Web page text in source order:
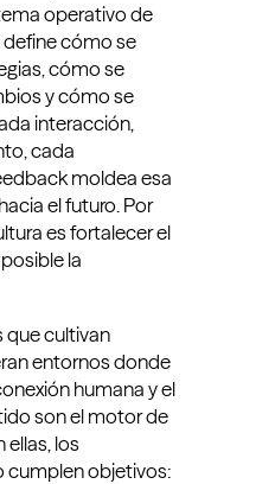
operativo de
define cómo se
cómo se
y cómo se
interacción,
cada
moldea esa
el futuro. Por
es fortalecer el
la
que cultivan
entornos donde
humana y el
son el motor de
ellas, los
cumplen objetivos: